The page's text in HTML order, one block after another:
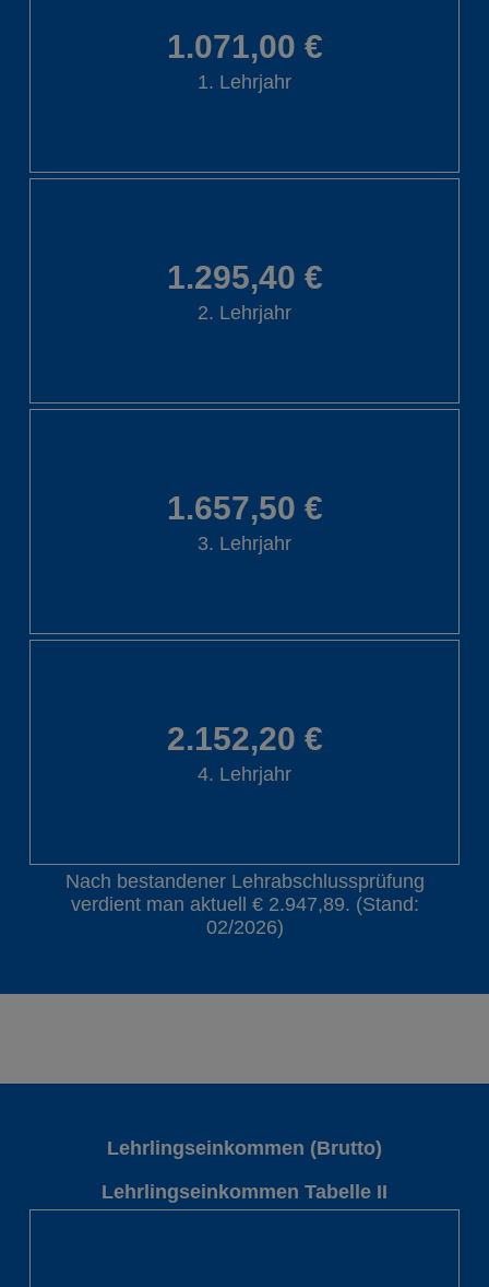
1.071,00 €
1. Lehrjahr
1.295,40 €
2. Lehrjahr
1.657,50 €
3. Lehrjahr
2.152,20 €
4. Lehrjahr
Nach bestandener Lehrabschlussprüfung
verdient man aktuell € 2.947,89. (Stand:
02/2026)
Lehrlingseinkommen (Brutto)
Lehrlingseinkommen Tabelle II